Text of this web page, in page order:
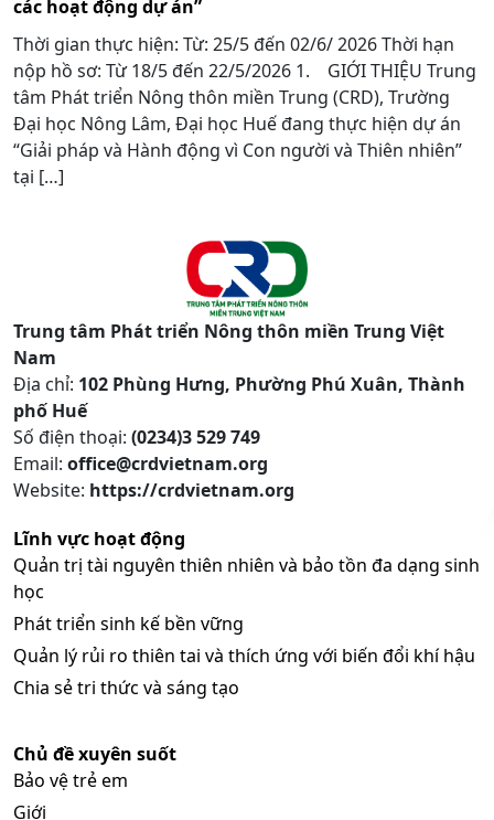
các hoạt động dự án”
Thời gian thực hiện: Từ: 25/5 đến 02/6/ 2026 Thời hạn
nộp hồ sơ: Từ 18/5 đến 22/5/2026 1. GIỚI THIỆU Trung
tâm Phát triển Nông thôn miền Trung (CRD), Trường
Đại học Nông Lâm, Đại học Huế đang thực hiện dự án
“Giải pháp và Hành động vì Con người và Thiên nhiên”
tại […]
Trung tâm Phát triển Nông thôn miền Trung Việt
Nam
Địa chỉ: 102 Phùng Hưng, Phường Phú Xuân, Thành
phố Huế
Số điện thoại: (0234)3 529 749
Email: office@crdvietnam.org
Website: https://crdvietnam.org
Lĩnh vực hoạt động
Quản trị tài nguyên thiên nhiên và bảo tồn đa dạng sinh
học
Phát triển sinh kế bền vững
Quản lý rủi ro thiên tai và thích ứng với biến đổi khí hậu
Chia sẻ tri thức và sáng tạo
Chủ đề xuyên suốt
Bảo vệ trẻ em
Giới